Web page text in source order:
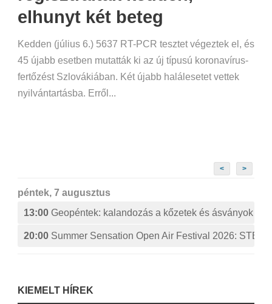
elhunyt két beteg
Kedden (július 6.) 5637 RT-PCR tesztet végeztek el, és
45 újabb esetben mutatták ki az új típusú koronavírus-
fertőzést Szlovákiában. Két újabb halálesetet vettek
nyilvántartásba. Erről...
< >
péntek, 7 augusztus
13:00 Geopéntek: kalandozás a kőzetek és ásványok
20:00 Summer Sensation Open Air Festival 2026:
KIEMELT HÍREK